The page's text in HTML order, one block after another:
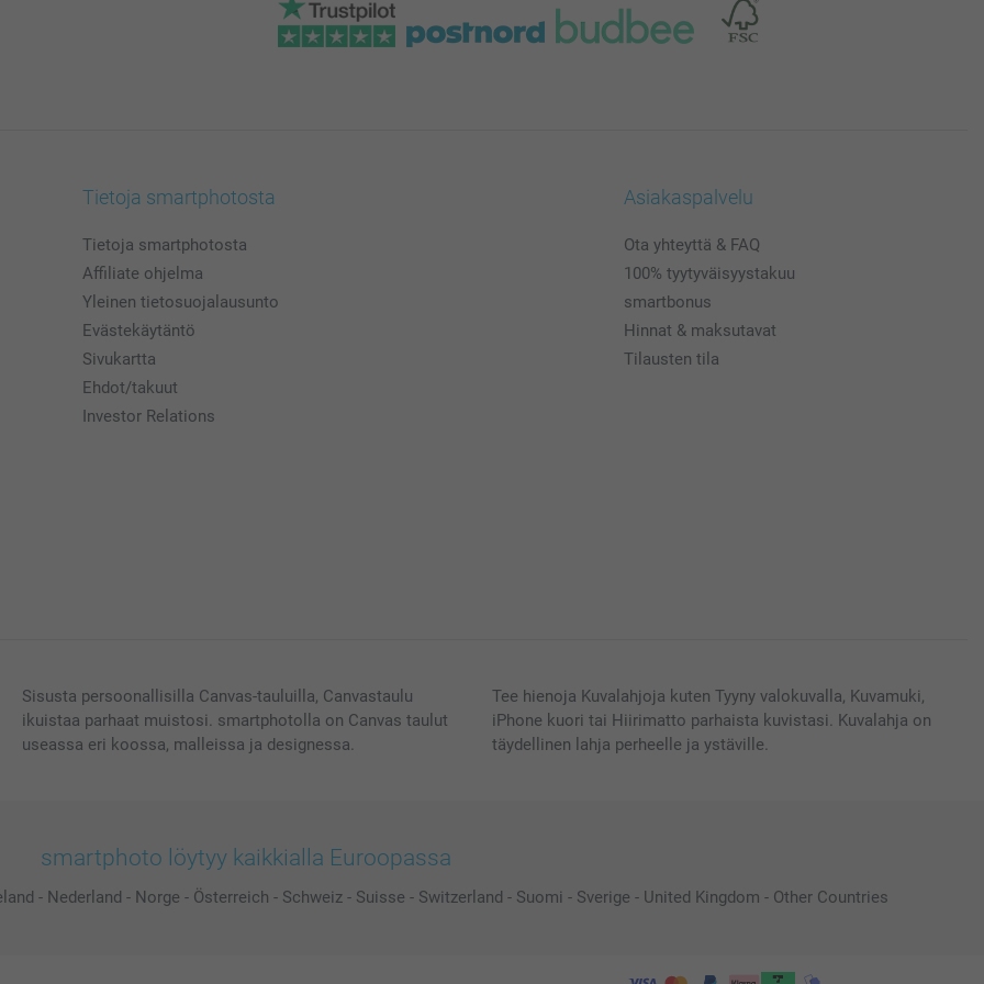
Tietoja smartphotosta
Tietoja smartphotosta
Affiliate ohjelma
Yleinen tietosuojalausunto
Evästekäytäntö
Sivukartta
Ehdot/takuut
Investor Relations
Asiakaspalvelu
Ota yhteyttä & FAQ
100% tyytyväisyystakuu
smartbonus
Hinnat & maksutavat
Tilausten tila
Sisusta persoonallisilla Canvas-tauluilla, Canvastaulu
ikuistaa parhaat muistosi. smartphotolla on Canvas taulut
useassa eri koossa, malleissa ja designessa.
Tee hienoja Kuvalahjoja kuten Tyyny valokuvalla, Kuvamuki,
iPhone kuori tai Hiirimatto parhaista kuvistasi. Kuvalahja on
täydellinen lahja perheelle ja ystäville.
smartphoto löytyy kaikkialla Euroopassa
- Nederland - Norge - Österreich - Schweiz - Suisse - Switzerland - Suomi - Sverige - United Kingdom - Other Countries